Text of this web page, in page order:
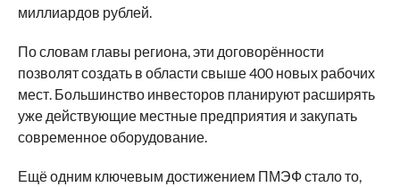
миллиардов рублей.
По словам главы региона, эти договорённости
позволят создать в области свыше 400 новых рабочих
мест. Большинство инвесторов планируют расширять
уже действующие местные предприятия и закупать
современное оборудование.
Ещё одним ключевым достижением ПМЭФ стало то,